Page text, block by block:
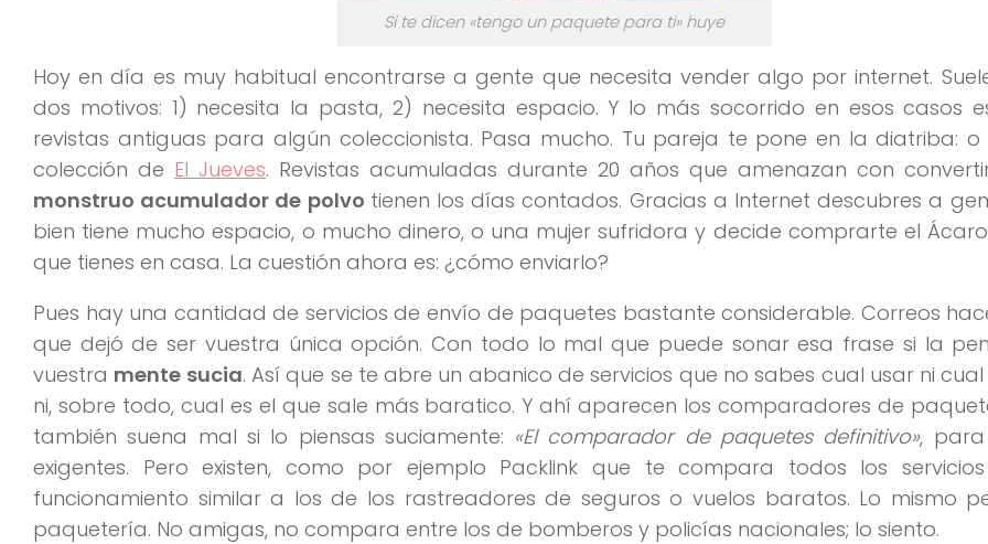
Si te dicen «tengo un paquete para ti» huye
Hoy en día es muy habitual encontrarse a gente que necesita vender algo por internet.
dos motivos: 1) necesita la pasta, 2) necesita espacio. Y lo más socorrido en esos casos
revistas antiguas para algún coleccionista. Pasa mucho. Tu pareja te pone en la diatriba:
colección de El Jueves. Revistas acumuladas durante 20 años que amenazan con
monstruo acumulador de polvo tienen los días contados. Gracias a Internet descubres a
bien tiene mucho espacio, o mucho dinero, o una mujer sufridora y decide comprarte el
que tienes en casa. La cuestión ahora es: ¿cómo enviarlo?
Pues hay una cantidad de servicios de envío de paquetes bastante considerable. Correos
que dejó de ser vuestra única opción. Con todo lo mal que puede sonar esa frase si la
vuestra mente sucia. Así que se te abre un abanico de servicios que no sabes cual usar ni
ni, sobre todo, cual es el que sale más baratico. Y ahí aparecen los comparadores de
también suena mal si lo piensas suciamente: «El comparador de paquetes definitivo», para
exigentes. Pero existen, como por ejemplo Packlink que te compara todos los
funcionamiento similar a los de los rastreadores de seguros o vuelos baratos. Lo mismo
paquetería. No amigas, no compara entre los de bomberos y policías nacionales; lo siento.